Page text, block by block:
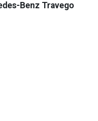
Benz Travego